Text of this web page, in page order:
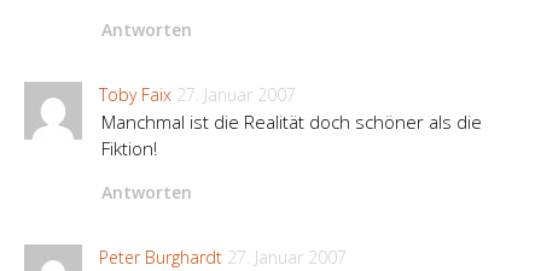
Antworten
Toby Faix 27. Januar 2007
Manchmal ist die Realität doch schöner als die
Fiktion!
Antworten
Peter Burghardt 27. Januar 2007